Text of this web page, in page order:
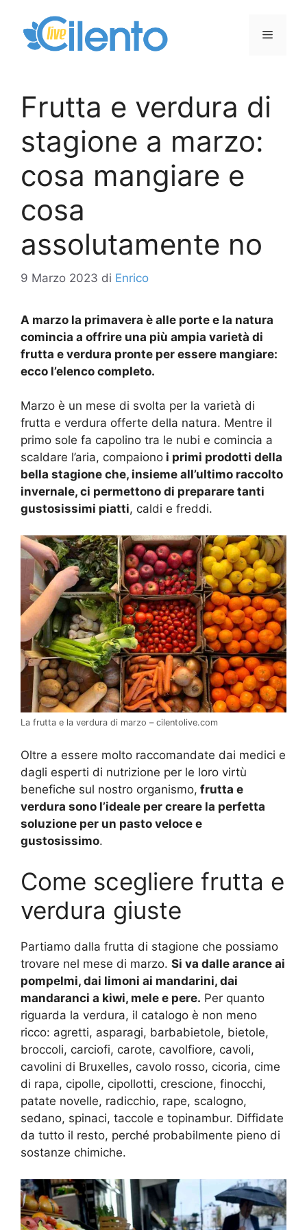
contenuto
Menu
Frutta e verdura di
stagione a marzo:
cosa mangiare e
cosa
assolutamente no
9 Marzo 2023 di Enrico
A marzo la primavera è alle porte e la natura
comincia a offrire una più ampia varietà di
frutta e verdura pronte per essere mangiare:
ecco l’elenco completo.
Marzo è un mese di svolta per la varietà di
frutta e verdura offerte della natura. Mentre il
primo sole fa capolino tra le nubi e comincia a
scaldare l’aria, compaiono i primi prodotti della
bella stagione che, insieme all’ultimo raccolto
invernale, ci permettono di preparare tanti
gustosissimi piatti, caldi e freddi.
La frutta e la verdura di marzo – cilentolive.com
Oltre a essere molto raccomandate dai medici e
dagli esperti di nutrizione per le loro virtù
benefiche sul nostro organismo, frutta e
verdura sono l’ideale per creare la perfetta
soluzione per un pasto veloce e
gustosissimo.
Come scegliere frutta e
verdura giuste
Partiamo dalla frutta di stagione che possiamo
trovare nel mese di marzo. Si va dalle arance ai
pompelmi, dai limoni ai mandarini, dai
mandaranci a kiwi, mele e pere. Per quanto
riguarda la verdura, il catalogo è non meno
ricco: agretti, asparagi, barbabietole, bietole,
broccoli, carciofi, carote, cavolfiore, cavoli,
cavolini di Bruxelles, cavolo rosso, cicoria, cime
di rapa, cipolle, cipollotti, crescione, finocchi,
patate novelle, radicchio, rape, scalogno,
sedano, spinaci, taccole e topinambur. Diffidate
da tutto il resto, perché probabilmente pieno di
sostanze chimiche.